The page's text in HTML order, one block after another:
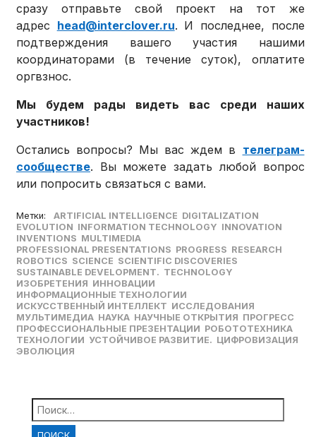
сразу отправьте свой проект на тот же
адрес head@interclover.ru. И последнее, после
подтверждения вашего участия нашими
координаторами (в течение суток), оплатите
оргвзнос.
Мы будем рады видеть вас среди наших
участников!
Остались вопросы? Мы вас ждем в телеграм-
сообществе. Вы можете задать любой вопрос
или попросить связаться с вами.
Метки: ARTIFICIAL INTELLIGENCE DIGITALIZATION
EVOLUTION INFORMATION TECHNOLOGY INNOVATION
INVENTIONS MULTIMEDIA
PROFESSIONAL PRESENTATIONS PROGRESS RESEARCH
ROBOTICS SCIENCE SCIENTIFIC DISCOVERIES
SUSTAINABLE DEVELOPMENT. TECHNOLOGY
ИЗОБРЕТЕНИЯ ИННОВАЦИИ
ИНФОРМАЦИОННЫЕ ТЕХНОЛОГИИ
ИСКУССТВЕННЫЙ ИНТЕЛЛЕКТ ИССЛЕДОВАНИЯ
МУЛЬТИМЕДИА НАУКА НАУЧНЫЕ ОТКРЫТИЯ ПРОГРЕСС
ПРОФЕССИОНАЛЬНЫЕ ПРЕЗЕНТАЦИИ РОБОТОТЕХНИКА
ТЕХНОЛОГИИ УСТОЙЧИВОЕ РАЗВИТИЕ. ЦИФРОВИЗАЦИЯ
ЭВОЛЮЦИЯ
Найти: